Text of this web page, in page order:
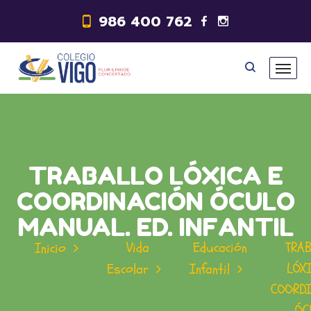
986 400 762
TRABALLO LÓXICA E
COORDINACIÓN ÓCULO
MANUAL. ED. INFANTIL
Inicio
Vida
Escolar
Educación
Infantil